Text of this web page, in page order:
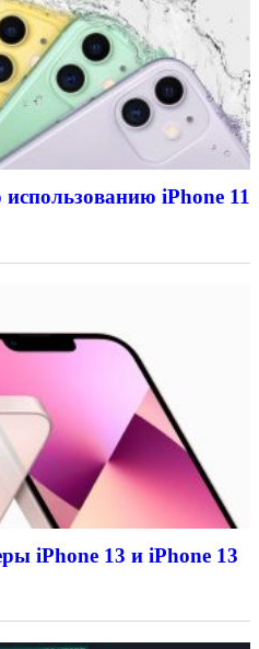
использованию iPhone 11
iPhone 13 и iPhone 13